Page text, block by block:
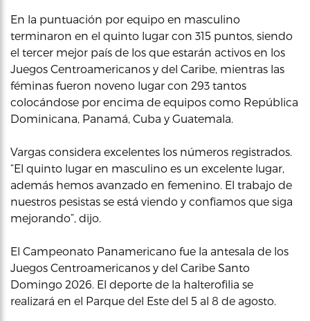
En la puntuación por equipo en masculino
terminaron en el quinto lugar con 315 puntos, siendo
el tercer mejor país de los que estarán activos en los
Juegos Centroamericanos y del Caribe, mientras las
féminas fueron noveno lugar con 293 tantos
colocándose por encima de equipos como República
Dominicana, Panamá, Cuba y Guatemala.
Vargas considera excelentes los números registrados.
“El quinto lugar en masculino es un excelente lugar,
además hemos avanzado en femenino. El trabajo de
nuestros pesistas se está viendo y confiamos que siga
mejorando”, dijo.
El Campeonato Panamericano fue la antesala de los
Juegos Centroamericanos y del Caribe Santo
Domingo 2026. El deporte de la halterofilia se
realizará en el Parque del Este del 5 al 8 de agosto.